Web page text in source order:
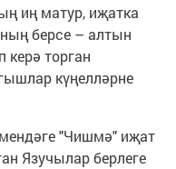
иң матур, иҗатка
берсе – алтын
керә торган
күңелләрне
"Чишмә" иҗат
Язучылар берлеге